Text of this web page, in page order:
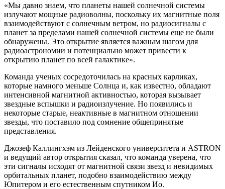
«Мы давно знаем, что планеты нашей солнечной системы
излучают мощные радиоволны, поскольку их магнитные поля
взаимодействуют с солнечным ветром, но радиосигналы с
планет за пределами нашей солнечной системы еще не были
обнаружены. Это открытие является важным шагом для
радиоастрономии и потенциально может привести к
открытию планет по всей галактике».
Команда ученых сосредоточилась на красных карликах,
которые намного меньше Солнца и, как известно, обладают
интенсивной магнитной активностью, которая вызывает
звездные вспышки и радиоизлучение. Но появились и
некоторые старые, неактивные в магнитном отношении
звезды, что поставило под сомнение общепринятые
представления.
Джозеф Каллингхэм из Лейденского университета и ASTRON
и ведущий автор открытия сказал, что команда уверена, что
эти сигналы исходят от магнитной связи звезд и невидимых
орбитальных планет, подобно взаимодействию между
Юпитером и его естественным спутником Ио.